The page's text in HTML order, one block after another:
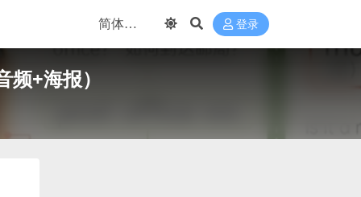
登录
+海报）